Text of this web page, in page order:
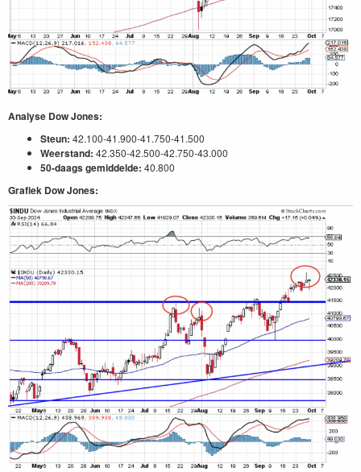
Analyse Dow Jones:
Steun: 42.100-41.900-41.750-41.500
Weerstand: 42.350-42.500-42.750-43.000
50-daags gemiddelde: 40.800
Grafiek Dow Jones: